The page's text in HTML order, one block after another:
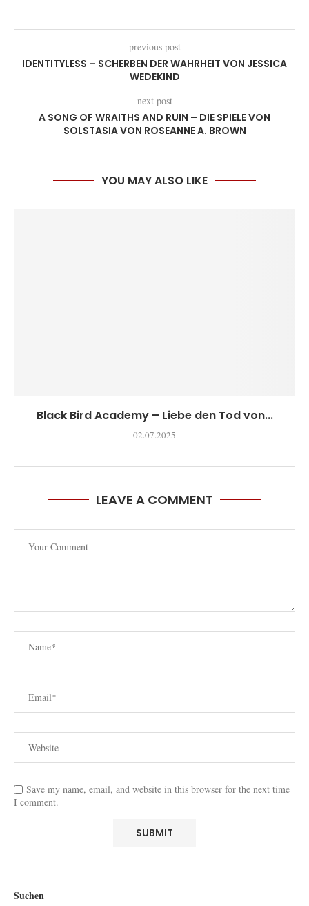
previous post
IDENTITYLESS – SCHERBEN DER WAHRHEIT VON JESSICA
WEDEKIND
next post
A SONG OF WRAITHS AND RUIN – DIE SPIELE VON
SOLSTASIA VON ROSEANNE A. BROWN
YOU MAY ALSO LIKE
Black Bird Academy – Liebe den Tod von...
02.07.2025
LEAVE A COMMENT
Save my name, email, and website in this browser for the next time
I comment.
Suchen